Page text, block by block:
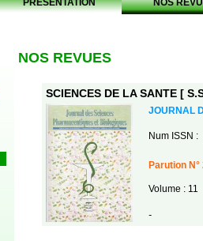
PRESENTATION NOS
NOS REVUES
SCIENCES DE LA SANTE [
JOURNAL
Num ISSN :
Parution N°
Volume : 11
-